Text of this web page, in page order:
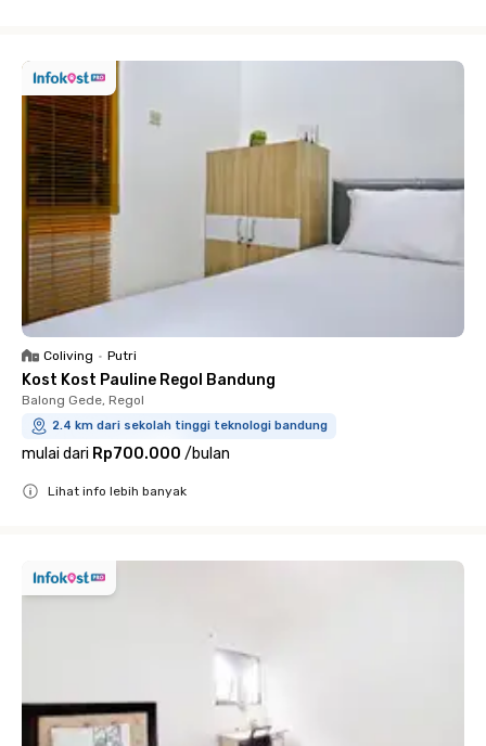
Coliving • Putri
Kost Kost Pauline Regol Bandung
Balong Gede, Regol
2.4 km dari sekolah tinggi teknologi bandung
mulai dari Rp700.000 /bulan
Lihat info lebih banyak